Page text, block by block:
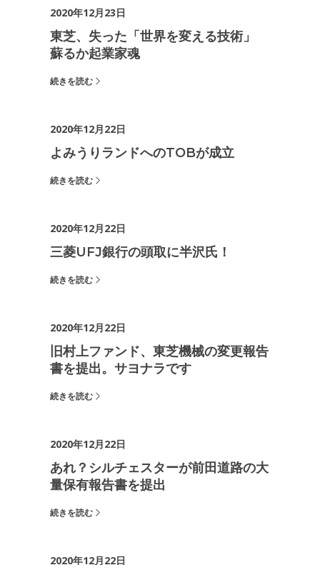
2020年12月23日
東芝、失った「世界を変える技術」
蘇るか起業家魂
続きを読む
2020年12月22日
よみうりランドへのTOBが成立
続きを読む
2020年12月22日
三菱UFJ銀行の頭取に半沢氏！
続きを読む
2020年12月22日
旧村上ファンド、東芝機械の変更報告
書を提出。サヨナラです
続きを読む
2020年12月22日
あれ？シルチェスターが前田道路の大
量保有報告書を提出
続きを読む
2020年12月22日